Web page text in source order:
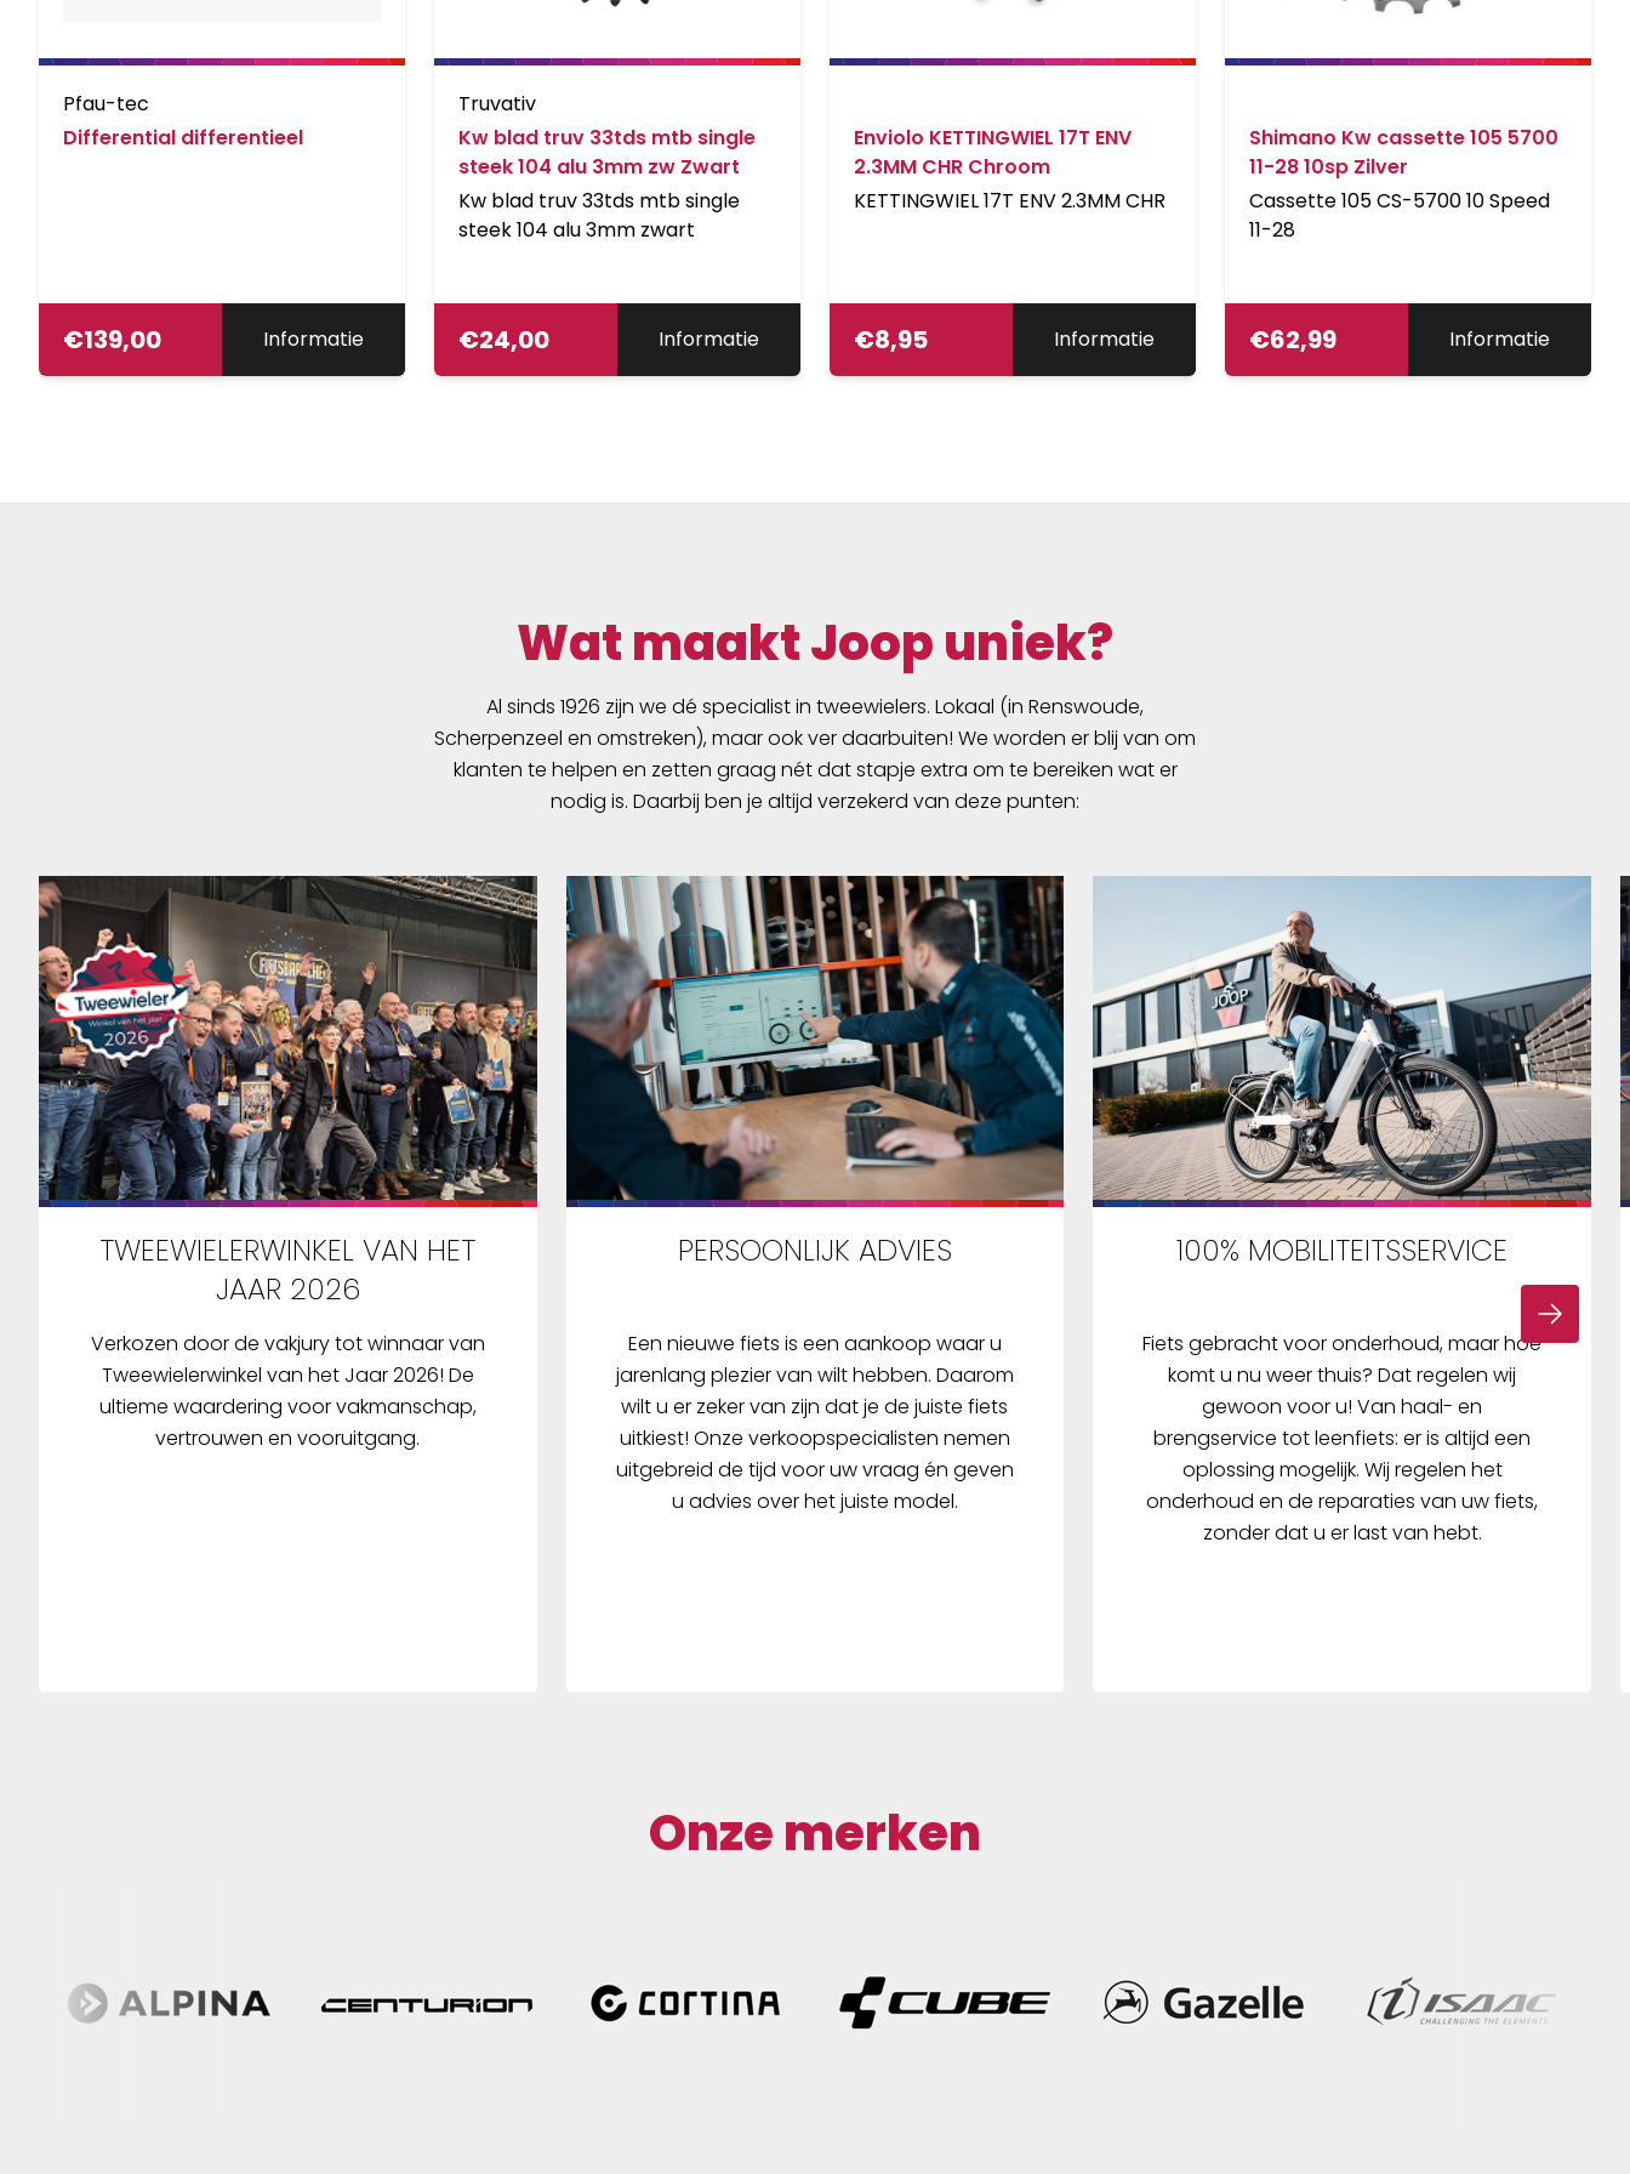
Pfau-tec
Differential differentieel
€139,00 Informatie
Truvativ
Kw blad truv 33tds mtb single
steek 104 alu 3mm zw Zwart
Kw blad truv 33tds mtb single
steek 104 alu 3mm zwart
€24,00 Informatie
Enviolo KETTINGWIEL 17T ENV
2.3MM CHR Chroom
KETTINGWIEL 17T ENV 2.3MM CHR
€8,95 Informatie
Shimano Kw cassette 105 5700
11-28 10sp Zilver
Cassette 105 CS-5700 10 Speed
11-28
€62,99 Informatie
Wat maakt Joop uniek?
Al sinds 1926 zijn we dé specialist in tweewielers. Lokaal (in Renswoude,
Scherpenzeel en omstreken), maar ook ver daarbuiten! We worden er blij van om
klanten te helpen en zetten graag nét dat stapje extra om te bereiken wat er
nodig is. Daarbij ben je altijd verzekerd van deze punten:
TWEEWIELERWINKEL VAN HET
JAAR 2026
Verkozen door de vakjury tot winnaar van
Tweewielerwinkel van het Jaar 2026! De
ultieme waardering voor vakmanschap,
vertrouwen en vooruitgang.
PERSOONLIJK ADVIES
Een nieuwe fiets is een aankoop waar u
jarenlang plezier van wilt hebben. Daarom
wilt u er zeker van zijn dat je de juiste fiets
uitkiest! Onze verkoopspecialisten nemen
uitgebreid de tijd voor uw vraag én geven
u advies over het juiste model.
100% MOBILITEITSSERVICE
Fiets gebracht voor onderhoud, maar hoe
komt u nu weer thuis? Dat regelen wij
gewoon voor u! Van haal- en
brengservice tot leenfiets: er is altijd een
oplossing mogelijk. Wij regelen het
onderhoud en de reparaties van uw fiets,
zonder dat u er last van hebt.
Onze merken